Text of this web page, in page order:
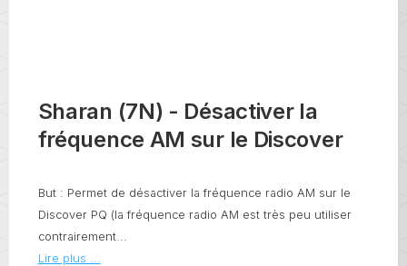
Sharan (7N) - Désactiver la
fréquence AM sur le Discover
But : Permet de désactiver la fréquence radio AM sur le
Discover PQ (la fréquence radio AM est très peu utiliser
contrairement...
Lire plus ...